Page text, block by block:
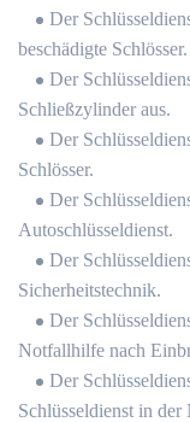
Der
beschädigte Schlösser.
Der
Schließzylinder aus.
Der
Schlösser.
Der
Autoschlüsseldienst.
Der
Sicherheitstechnik.
Der
Notfallhilfe nach
Der
Schlüsseldienst in der